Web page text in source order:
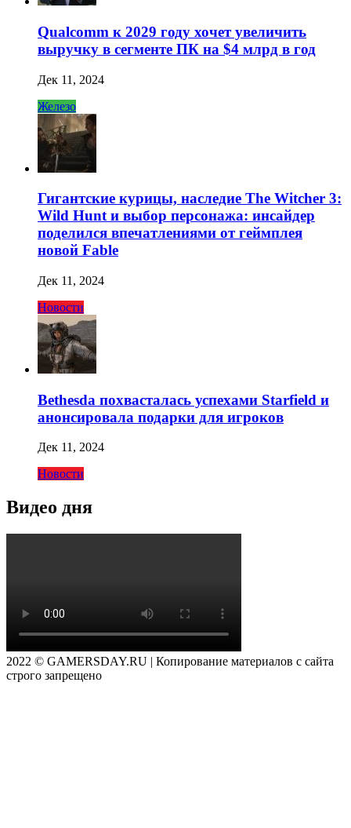
Qualcomm к 2029 году хочет увеличить
выручку в сегменте ПК на $4 млрд в год
Дек 11, 2024
Железо
Гигантские курицы, наследие The Witcher 3:
Wild Hunt и выбор персонажа: инсайдер
поделился впечатлениями от геймплея
новой Fable
Дек 11, 2024
Новости
Bethesda похвасталась успехами Starfield и
анонсировала подарки для игроков
Дек 11, 2024
Новости
Видео дня
2022 © GAMERSDAY.RU | Копирование материалов с сайта
строго запрещено